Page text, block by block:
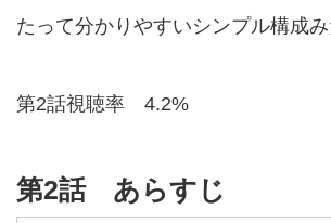
たって分かりやすいシンプル構成み
第2話視聴率 4.2%
第2話 あらすじ